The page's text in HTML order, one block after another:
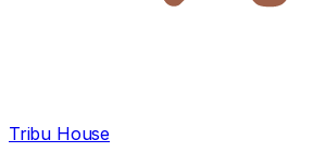
Tribu House